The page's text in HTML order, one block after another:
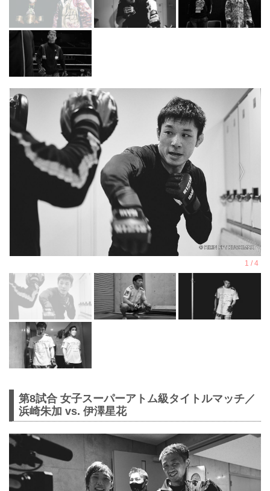
第8試合 女子スーパーアトム級タイトルマッチ／
浜崎朱加 vs. 伊澤星花